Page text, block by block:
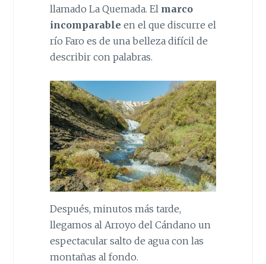
llamado La Quemada. El marco
incomparable en el que discurre el
río Faro es de una belleza difícil de
describir con palabras.
Después, minutos más tarde,
llegamos al Arroyo del Cándano un
espectacular salto de agua con las
montañas al fondo.